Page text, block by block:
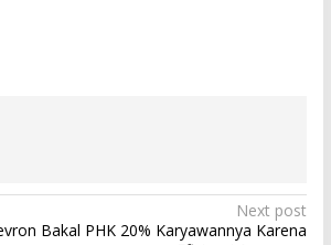
Next post
Bakal PHK 20% Karyawannya Karena